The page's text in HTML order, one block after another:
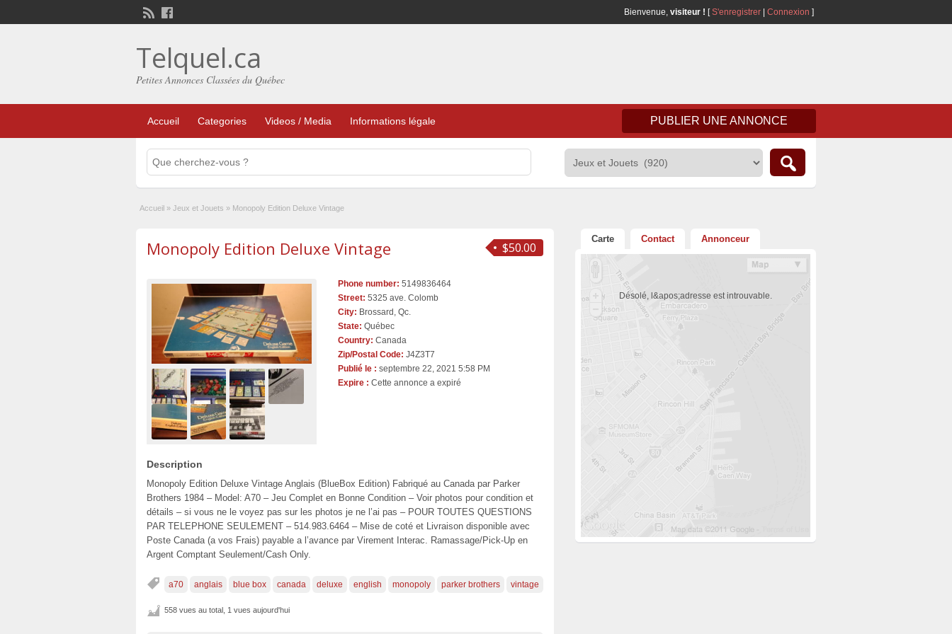
Bienvenue, visiteur ! [S'enregistrer Connexion ]
Telquel.ca
Petites Annonces Classées du Québec
Accueil Categories Videos / Media Informations légale PUBLIER UNE ANNONCE
Accueil » Jeux et Jouets » Monopoly Edition Deluxe Vintage
$50.00
Monopoly Edition Deluxe Vintage
Phone number: 5149836464
Street: 5325 ave. Colomb
City: Brossard, Qc.
State: Québec
Country: Canada
Zip/Postal Code: J4Z3T7
Publié le : septembre 22, 2021 5:58 PM
Expire : Cette annonce a expiré
Description
Monopoly Edition Deluxe Vintage Anglais (BlueBox Edition) Fabriqué au Canada par Parker
Brothers 1984 – Model: A70 – Jeu Complet en Bonne Condition – Voir photos pour condition et
détails – si vous ne le voyez pas sur les photos je ne l’ai pas – POUR TOUTES QUESTIONS
PAR TELEPHONE SEULEMENT – 514.983.6464 – Mise de coté et Livraison disponible avec
Poste Canada (a vos Frais) payable a l’avance par Virement Interac. Ramassage/Pick-Up en
Argent Comptant Seulement/Cash Only.
a70 anglais blue box canada deluxe english monopoly parker brothers vintage
558 vues au total, 1 vues aujourd'hui
Carte Contact Annonceur
Désolé, l&apos;adresse est introuvable.